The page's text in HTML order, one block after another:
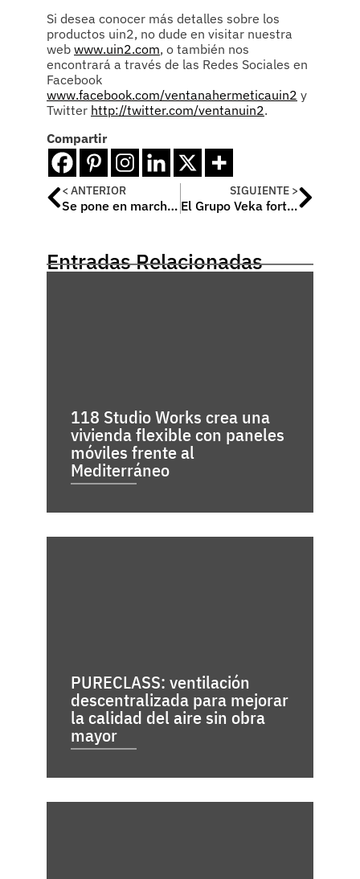
Si desea conocer más detalles sobre los
productos uin2, no dude en visitar nuestra
web www.uin2.com, o también nos
encontrará a través de las Redes Sociales en
Facebook
www.facebook.com/ventanahermeticauin2 y
Twitter http://twitter.com/ventanuin2.
Compartir
< ANTERIOR
Se pone en marcha el CIRCUITO AURhEA en el marco de la Semana Internacional de la Construcción y Rehabilitación Eficiente
SIGUIENTE >
El Grupo Veka fortalece su posición con la adquisición del competidor GEALAN
Entradas Relacionadas
118 Studio Works crea una
vivienda flexible con paneles
móviles frente al
Mediterráneo
PURECLASS: ventilación
descentralizada para mejorar
la calidad del aire sin obra
mayor